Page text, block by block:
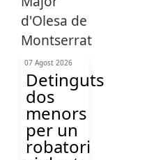
07 Agost 2026
Detinguts
dos
menors
per un
robatori